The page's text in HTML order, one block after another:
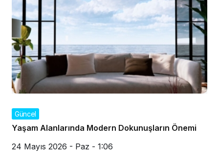
Güncel
Yaşam Alanlarında Modern Dokunuşların Önemi
24 Mayıs 2026 - Paz - 1:06